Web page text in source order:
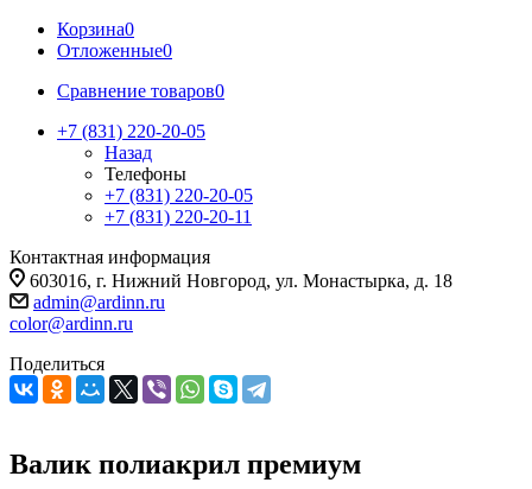
Корзина0
Отложенные0
Сравнение товаров0
+7 (831) 220-20-05
Назад
Телефоны
+7 (831) 220-20-05
+7 (831) 220-20-11
Контактная информация
603016, г. Нижний Новгород, ул. Монастырка, д. 18
admin@ardinn.ru
color@ardinn.ru
Поделиться
Валик полиакрил премиум